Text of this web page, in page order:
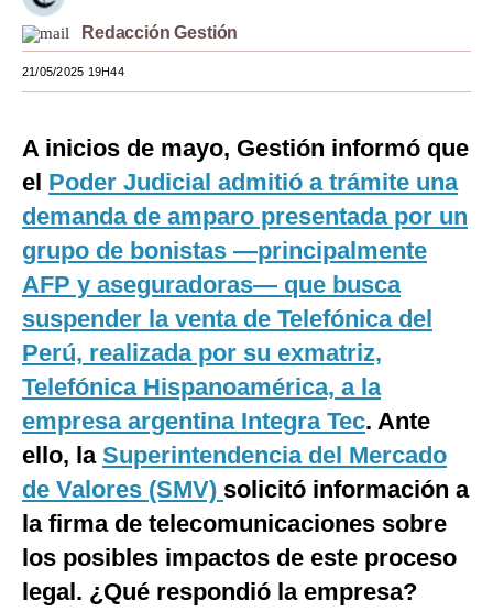
Mundo
España
Internacional
Tecnología
Club del Suscriptor
Mix
G de Gestión
Podcast
Gestión TV
Fotogalerías
Redacción Gestión
21/05/2025 19H44
A inicios de mayo, Gestión informó que
el Poder Judicial admitió a trámite una
demanda de amparo presentada por un
grupo de bonistas —principalmente
AFP y aseguradoras— que busca
suspender la venta de Telefónica del
Perú, realizada por su exmatriz,
Telefónica Hispanoamérica, a la
empresa argentina Integra Tec. Ante
ello, la Superintendencia del Mercado
de Valores (SMV) solicitó información a
la firma de telecomunicaciones sobre
los posibles impactos de este proceso
legal. ¿Qué respondió la empresa?